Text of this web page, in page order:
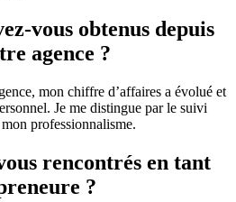
vous obtenus depuis
agence ?
mon chiffre d’affaires a évolué et
Je me distingue par le suivi
professionnalisme.
rencontrés en tant
?